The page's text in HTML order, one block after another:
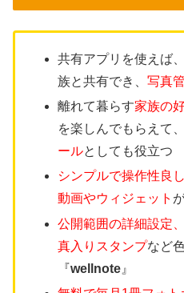
共有アプリを使えば
族と共有でき、写真
離れて暮らす家族の
を楽しんでもらえて、
ールとしても役立つ
シンプルで操作性良し
動画やウィジェット
公開範囲の詳細設定
真入りスタンプなど
『wellnote 』